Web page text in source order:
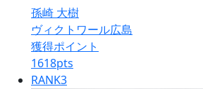
孫崎 大樹
ヴィクトワール広島
獲得ポイント
1618pts
RANK3